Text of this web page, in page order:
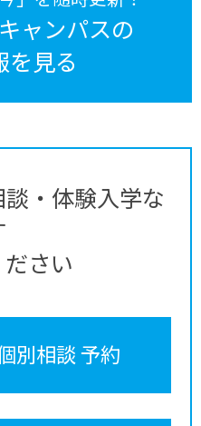
ャンパスの
を見る
・体験入学な
さい
別相談 予約